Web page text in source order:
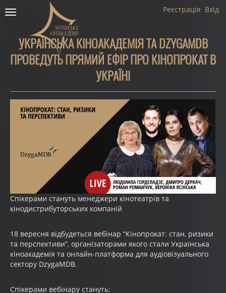
Toggle
navigation
Вхід
Реєстрація
УКРАЇНСЬКА КІНОАКАДЕМІЯ ТА DZYGAMDB
ПРОВЕДУТЬ ПРЯМИЙ ЕФІР ПРО КІНОПРОКАТ В
УКРАЇНІ
Спікерами стануть менеджери кінотеатрів та
кінодистрибуторських компаній
18 вересня відбудеться вебінар “Кінопрокат: стан, ризики
та перспективи”, організаторами якого стали Українська
кіноакадемія та онлайн-платформа для аудіовізуального
сектору DzygaMDB.
Спікерами вебінару стануть: